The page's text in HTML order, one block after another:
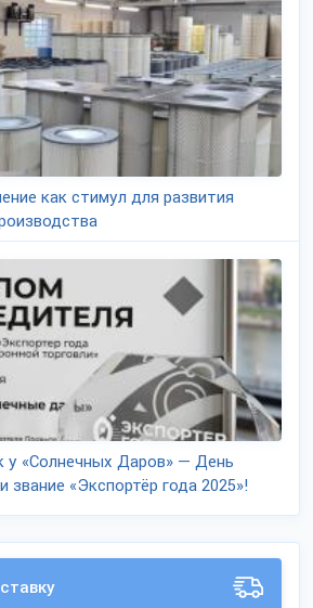
как стимул для развития
у «Солнечных Даров» — День
звание «Экспортёр года 2025»!